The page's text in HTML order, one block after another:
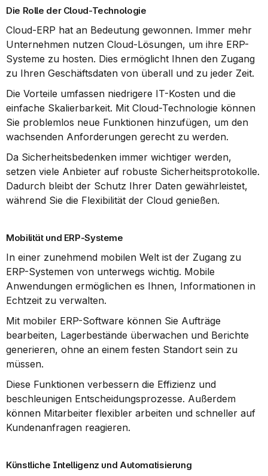
Die Rolle der Cloud-Technologie
Cloud-ERP hat an Bedeutung gewonnen. Immer mehr
Unternehmen nutzen Cloud-Lösungen, um ihre ERP-
Systeme zu hosten. Dies ermöglicht Ihnen den Zugang
zu Ihren Geschäftsdaten von überall und zu jeder Zeit.
Die Vorteile umfassen niedrigere IT-Kosten und die
einfache Skalierbarkeit. Mit Cloud-Technologie können
Sie problemlos neue Funktionen hinzufügen, um den
wachsenden Anforderungen gerecht zu werden.
Da Sicherheitsbedenken immer wichtiger werden,
setzen viele Anbieter auf robuste Sicherheitsprotokolle.
Dadurch bleibt der Schutz Ihrer Daten gewährleistet,
während Sie die Flexibilität der Cloud genießen.
Mobilität und ERP-Systeme
In einer zunehmend mobilen Welt ist der Zugang zu
ERP-Systemen von unterwegs wichtig. Mobile
Anwendungen ermöglichen es Ihnen, Informationen in
Echtzeit zu verwalten.
Mit mobiler ERP-Software können Sie Aufträge
bearbeiten, Lagerbestände überwachen und Berichte
generieren, ohne an einem festen Standort sein zu
müssen.
Diese Funktionen verbessern die Effizienz und
beschleunigen Entscheidungsprozesse. Außerdem
können Mitarbeiter flexibler arbeiten und schneller auf
Kundenanfragen reagieren.
Künstliche Intelligenz und Automatisierung